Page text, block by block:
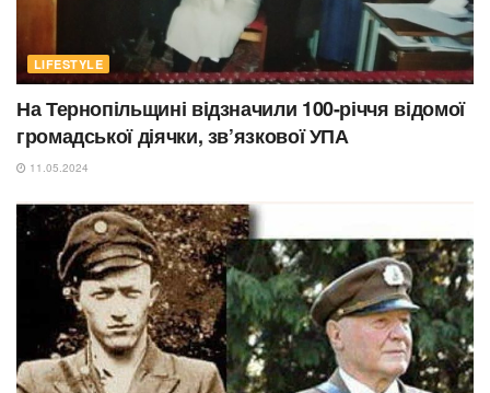
LIFESTYLE
На Тернопільщині відзначили 100-річчя відомої
громадської діячки, зв’язкової УПА
11.05.2024